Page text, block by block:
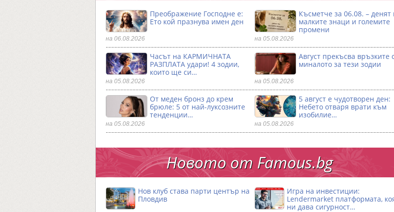
Преображение Господне е:
Ето кой празнува имен ден
на 06.08.2026
Късметче за 06.08. – денят
малките знаци и големите
промени
на 05.08.2026
Часът на КАРМИЧНАТА
РАЗПЛАТА удари! 4 зодии,
които ще си…
на 05.08.2026
Август прекъсва връзките с
миналото за тези зодии
на 05.08.2026
От меден бронз до крем
брюле: 5 от най-луксозните
тенденции…
на 05.08.2026
5 август е чудотворен ден:
Небето отваря врати към
изобилие…
на 05.08.2026
Новото от Famous.bg
Нов клуб става парти център на
Пловдив
Игра на инвестиции:
Lendermarket платформата,
ни дава сигурност…